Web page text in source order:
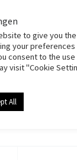
04.02.2023
to give you
your
consent to the
visit "Cookie
All